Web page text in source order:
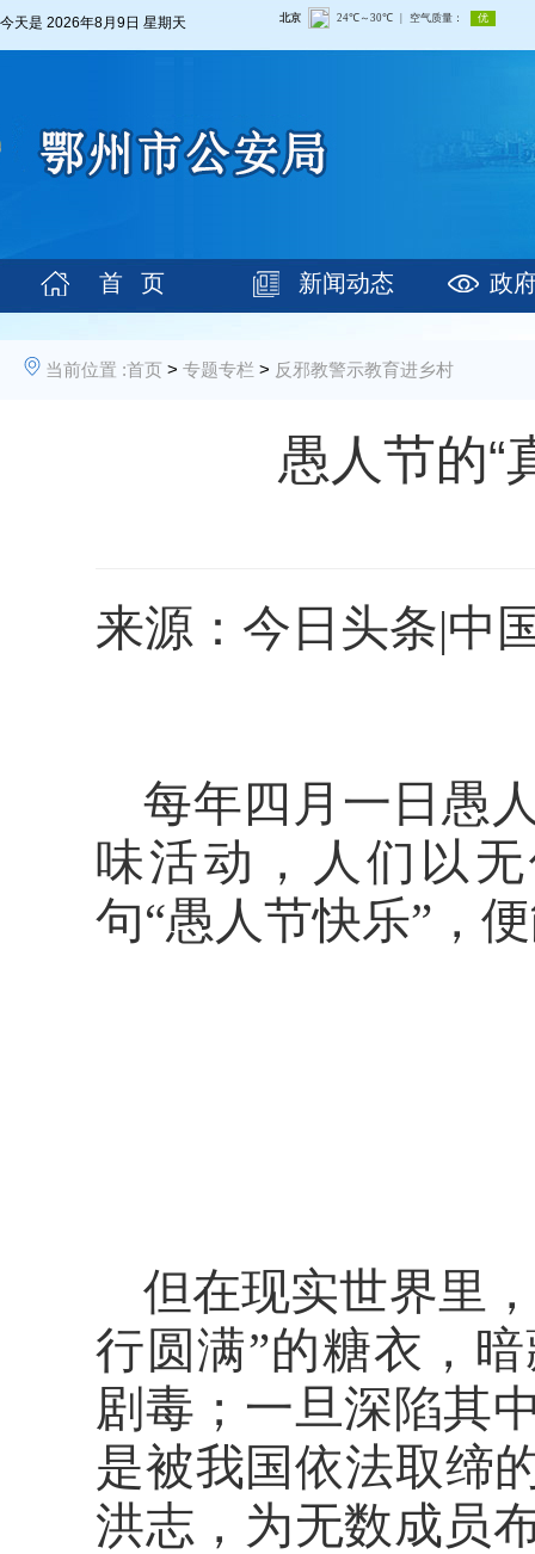
今天是 2026年8月9日 星期天
首 页 新闻动态 政
当前位置 :首页 > 专题专栏 > 反邪教警示教育进乡村
愚人节的“
来源：今日头条|中
每年四月一日愚
味活动，人们以
句“愚人节快乐”，
但在现实世界里
行圆满”的糖衣，
剧毒；一旦深陷其
是被我国依法取缔
洪志，为无数成员